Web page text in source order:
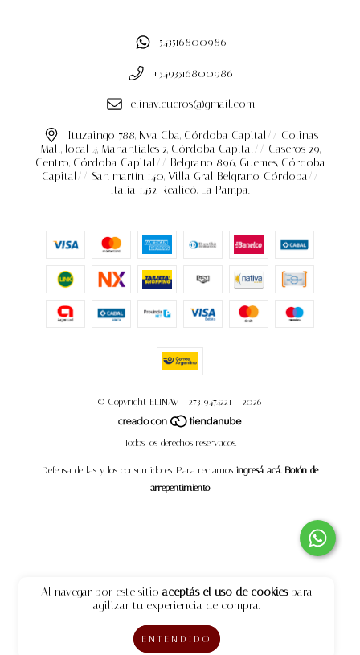
Al navegar por este sitio aceptás el uso de cookiespara
agilizar tu experiencia de compra.
ENTENDIDO
543516800986
+5493516800986
elinav.cueros@gmail.com
Ituzaingo 788, Nva Cba, Córdoba Capital// Colinas
Mall, local 4, Manantiales 2, Córdoba Capital// Caseros 29,
Centro, Córdoba Capital// Belgrano 896, Guemes, Córdoba
Capital// San martín 140, Villa Gral Belgrano, Córdoba//
Italia 1452, Realicó, La Pampa.
© Copyright ELINAV - 27319474221 - 2026
Todos los derechos reservados.
Defensa de las y los consumidores. Para reclamos ingresá acá. Botón de
arrepentimiento